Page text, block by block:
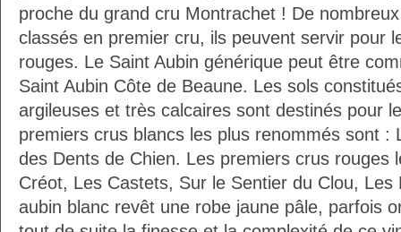
proche du grand cru Montrachet ! De
classés en premier cru, ils peuvent servir pour
rouges. Le Saint Aubin générique peut être
Saint Aubin Côte de Beaune. Les sols
argileuses et très calcaires sont destinés pour
premiers crus blancs les plus renommés sont :
des Dents de Chien. Les premiers crus rouges
Créot, Les Castets, Sur le Sentier du Clou, Les
aubin blanc revêt une robe jaune pâle, parfois